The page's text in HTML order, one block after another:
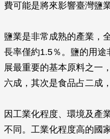
費可能是將來影響臺灣鹽
鹽業是非常成熟的產業，
長率僅約1.5％。鹽的用
展最重要的基本原料之一
六成，其次是食品占二成
因工業化程度、環境及產
不同。工業化程度高的國